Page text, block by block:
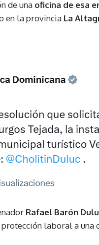
de una oficina de esa
en la provincia La
Rafael Barón
laboral a una